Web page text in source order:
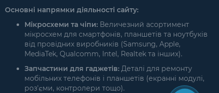
Основні напрямки діяльності сайту:
Мікросхеми та чіпи: Величезний асортимент
мікросхем для смартфонів, планшетів та ноутбуків
від провідних виробників (Samsung, Apple,
MediaTek, Qualcomm, Intel, Realtek та інших).
Запчастини для гаджетів: Деталі для ремонту
мобільних телефонів і планшетів (екранні модулі,
роз'єми, контролери тощо).